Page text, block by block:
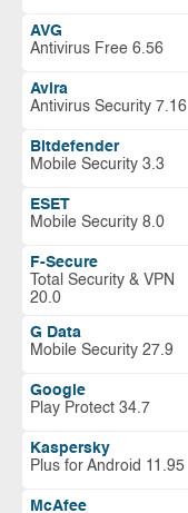
AVG
Antivirus Free 6.56
Avira
Antivirus Security 7.16
Bitdefender
Mobile Security 3.3
ESET
Mobile Security 8.0
F-Secure
Total Security & VPN
20.0
G Data
Mobile Security 27.9
Google
Play Protect 34.7
Kaspersky
Plus for Android 11.95
McAfee